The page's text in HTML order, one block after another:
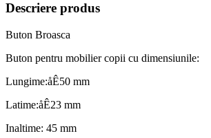
Descriere produs
Buton Broasca
Buton pentru mobilier copii cu dimensiunile:
Lungime:åÊ50 mm
Latime:åÊ23 mm
Inaltime: 45 mm